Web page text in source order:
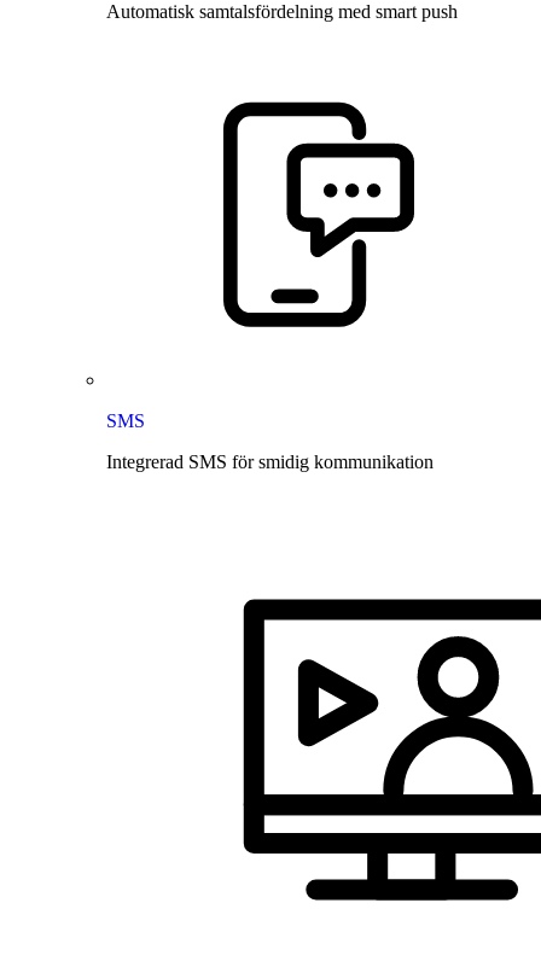
Automatisk samtalsfördelning med smart push
SMS
Integrerad SMS för smidig kommunikation